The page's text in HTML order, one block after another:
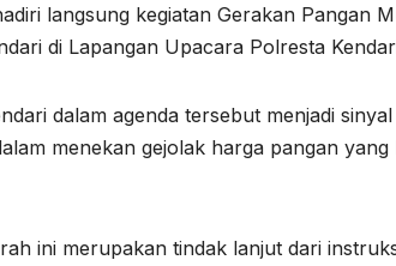
langsung kegiatan Gerakan Pangan
di Lapangan Upacara Polresta
dalam agenda tersebut menjadi
menekan gejolak harga pangan
ini merupakan tindak lanjut dari